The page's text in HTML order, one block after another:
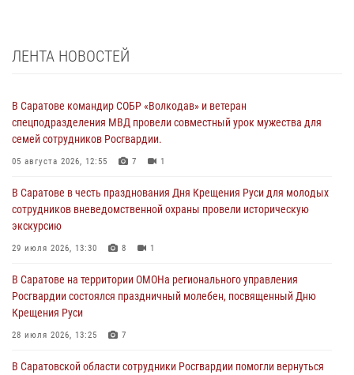
ЛЕНТА НОВОСТЕЙ
В Саратове командир СОБР «Волкодав» и ветеран
спецподразделения МВД провели совместный урок мужества для
семей сотрудников Росгвардии.
05 августа 2026, 12:55 7 1
В Саратове в честь празднования Дня Крещения Руси для молодых
сотрудников вневедомственной охраны провели историческую
экскурсию
29 июля 2026, 13:30 8 1
В Саратове на территории ОМОНа регионального управления
Росгвардии состоялся праздничный молебен, посвященный Дню
Крещения Руси
28 июля 2026, 13:25 7
В Саратовской области сотрудники Росгвардии помогли вернуться